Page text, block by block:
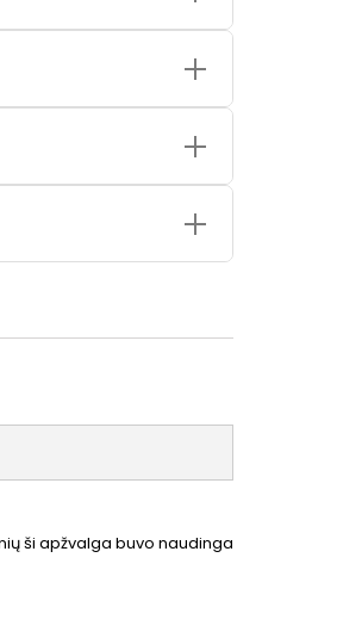
ši apžvalga buvo naudinga